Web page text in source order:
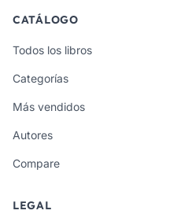
CATÁLOGO
Todos los libros
Categorías
Más vendidos
Autores
Compare
LEGAL